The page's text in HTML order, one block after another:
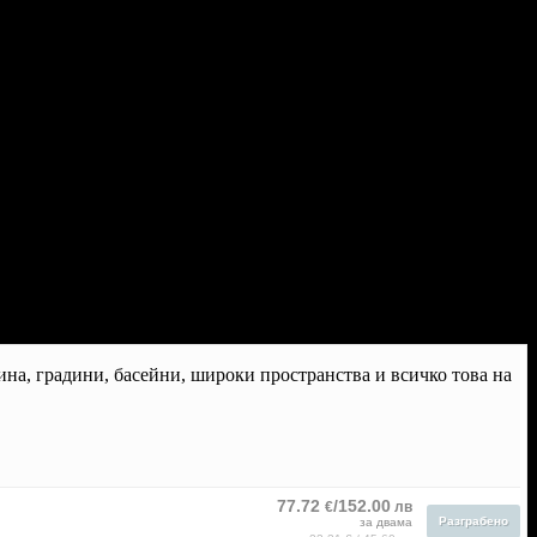
градини, басейни, широки пространства и всичко това на
77.72 €/152.00 лв
за двама
Разграбено